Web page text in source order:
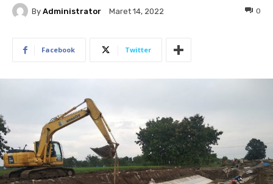
By Administrator Maret 14, 2022 0
Facebook Twitter